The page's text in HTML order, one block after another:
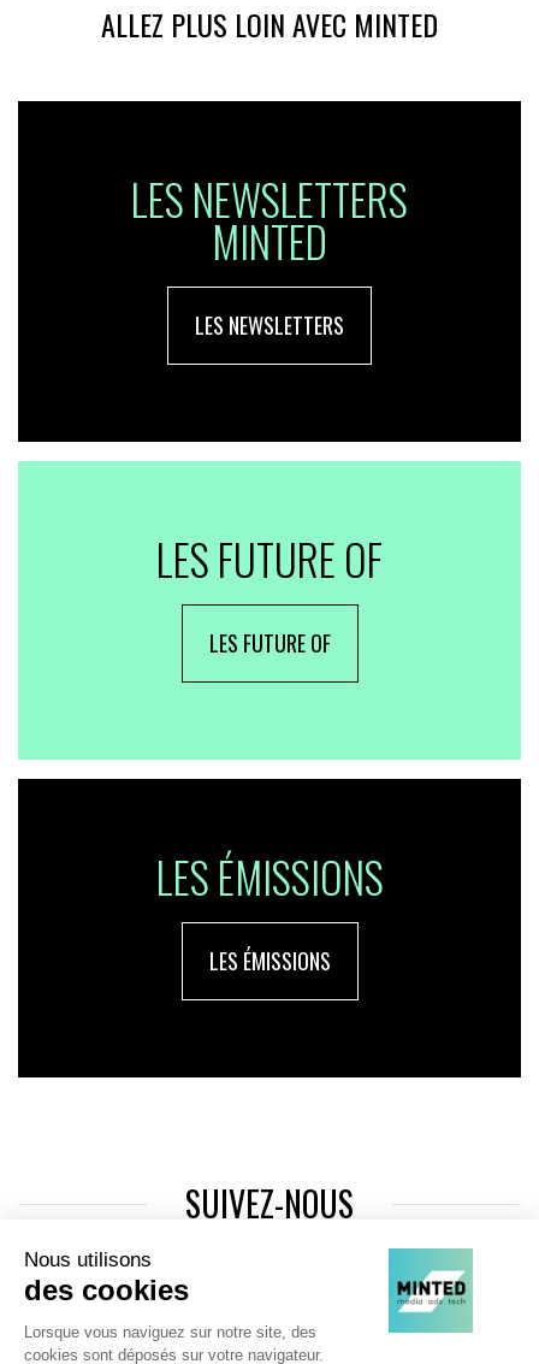
ALLEZ PLUS LOIN AVEC MINTED
LES NEWSLETTERS
MINTED
LES NEWSLETTERS
LES FUTURE OF
LES FUTURE OF
LES ÉMISSIONS
LES ÉMISSIONS
SUIVEZ-NOUS